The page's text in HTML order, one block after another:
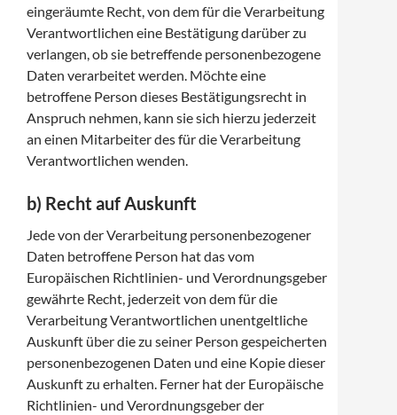
eingeräumte Recht, von dem für die Verarbeitung
Verantwortlichen eine Bestätigung darüber zu
verlangen, ob sie betreffende personenbezogene
Daten verarbeitet werden. Möchte eine
betroffene Person dieses Bestätigungsrecht in
Anspruch nehmen, kann sie sich hierzu jederzeit
an einen Mitarbeiter des für die Verarbeitung
Verantwortlichen wenden.
b) Recht auf Auskunft
Jede von der Verarbeitung personenbezogener
Daten betroffene Person hat das vom
Europäischen Richtlinien- und Verordnungsgeber
gewährte Recht, jederzeit von dem für die
Verarbeitung Verantwortlichen unentgeltliche
Auskunft über die zu seiner Person gespeicherten
personenbezogenen Daten und eine Kopie dieser
Auskunft zu erhalten. Ferner hat der Europäische
Richtlinien- und Verordnungsgeber der